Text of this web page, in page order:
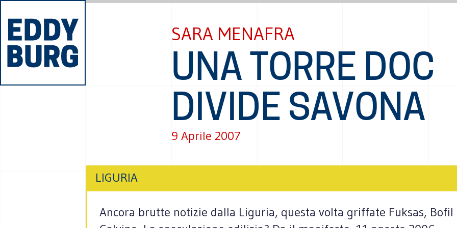
SARA MENAFRA
UNA TORRE DOC
DIVIDE SAVONA
9 Aprile 2007
LIGURIA
Ancora brutte notizie dalla Liguria, questa volta griffate Fuksas, Bofil